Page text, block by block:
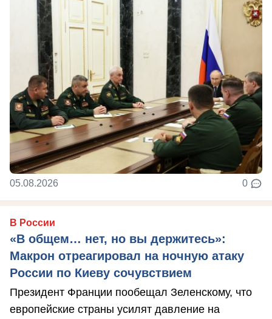
05.08.2026 0
В России
«В общем… нет, но вы держитесь»:
Макрон отреагировал на ночную атаку
России по Киеву сочувствием
Президент Франции пообещал Зеленскому, что
европейские страны усилят давление на